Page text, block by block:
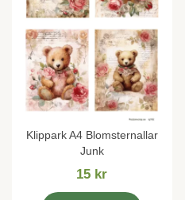
Klippark A4 Blomsternallar
Junk
15 kr